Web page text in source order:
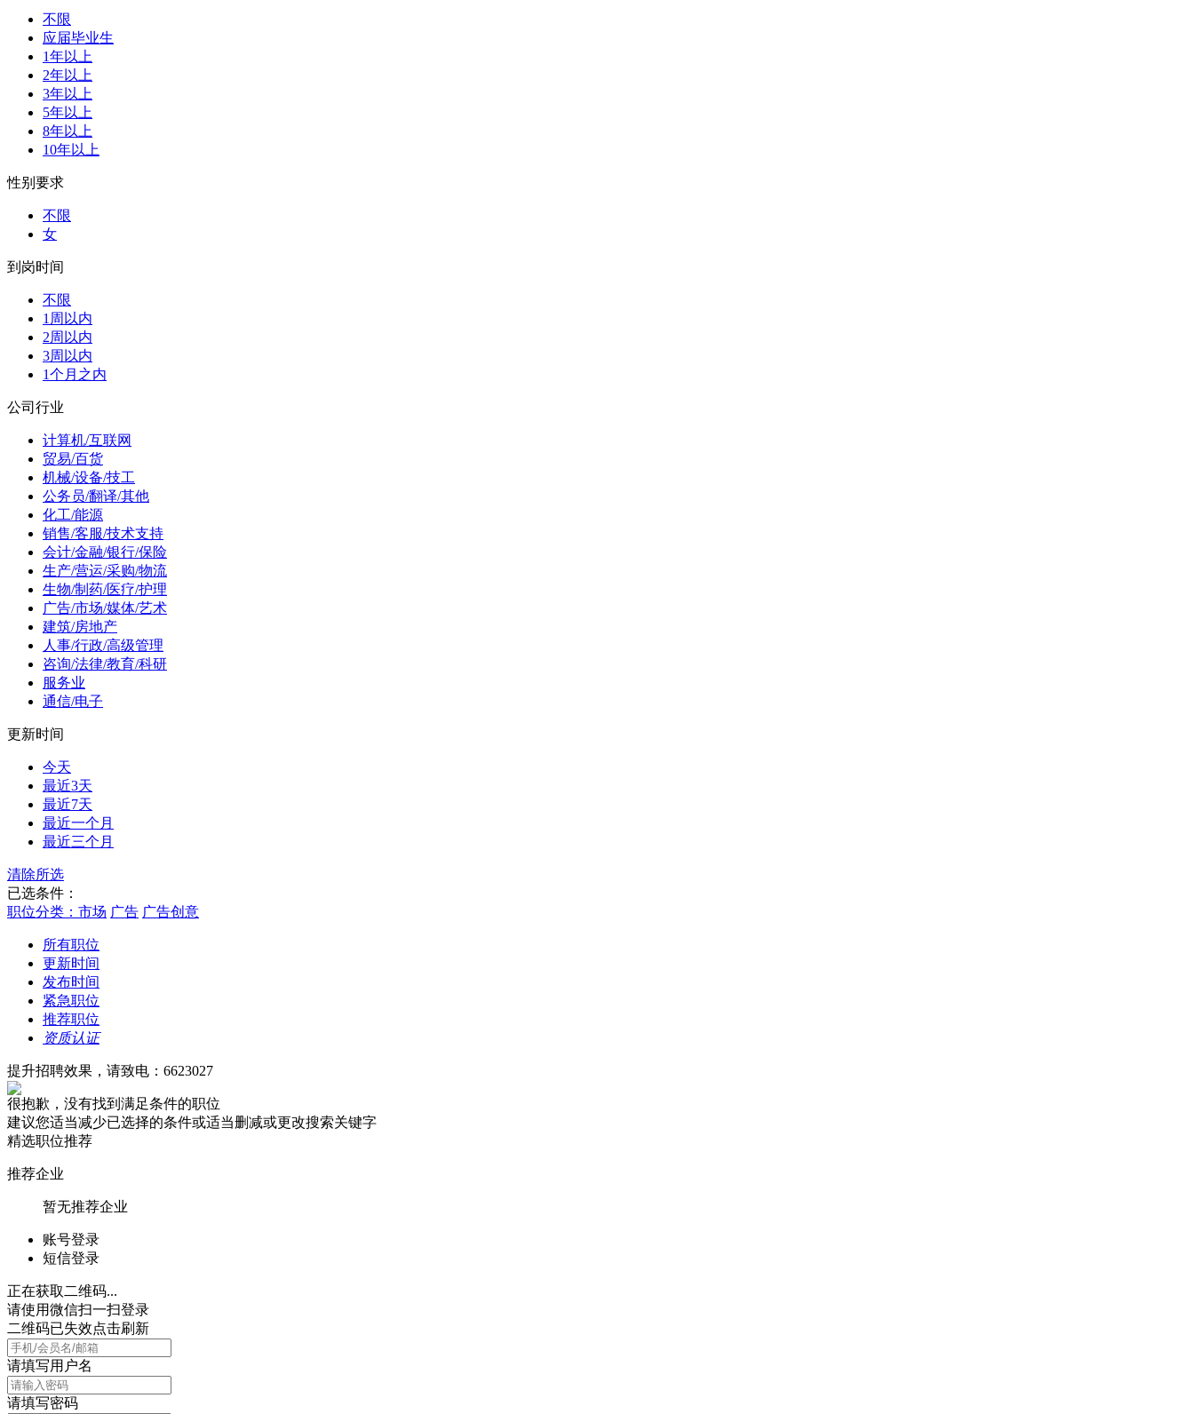
不限
应届毕业生
1年以上
2年以上
3年以上
5年以上
8年以上
10年以上
性别要求
不限
女
到岗时间
不限
1周以内
2周以内
3周以内
1个月之内
公司行业
计算机/互联网
贸易/百货
机械/设备/技工
公务员/翻译/其他
化工/能源
销售/客服/技术支持
会计/金融/银行/保险
生产/营运/采购/物流
生物/制药/医疗/护理
广告/市场/媒体/艺术
建筑/房地产
人事/行政/高级管理
咨询/法律/教育/科研
服务业
通信/电子
更新时间
今天
最近3天
最近7天
最近一个月
最近三个月
清除所选
已选条件：
职位分类：市场 广告 广告创意
所有职位
更新时间
发布时间
紧急职位
推荐职位
资质认证
提升招聘效果，请致电：6623027
很抱歉，没有找到满足条件的职位
建议您适当减少已选择的条件或适当删减或更改搜索关键字
精选职位推荐
推荐企业
暂无推荐企业
账号登录
短信登录
正在获取二维码...
请使用微信扫一扫登录
二维码已失效点击刷新
请填写用户名
请填写密码